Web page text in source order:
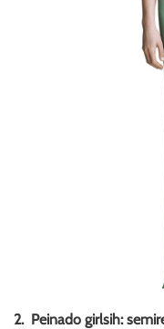
2. Peinado girlsih: